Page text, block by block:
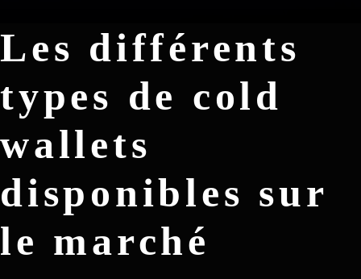
Les différents
types de cold
wallets
disponibles sur
le marché